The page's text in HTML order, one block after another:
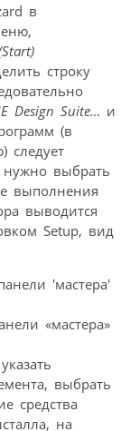
в
строку
Design Suite… и
(в
следует
выбрать
выполнения
выводится
Setup, вид
«мастера»
выбрать
средства
на